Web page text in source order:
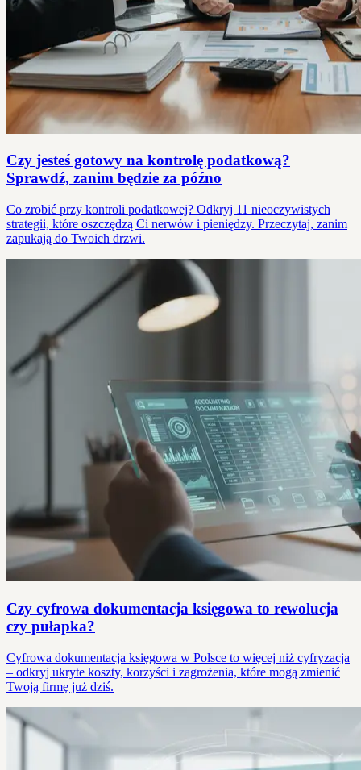
Czy jesteś gotowy na kontrolę podatkową?
Sprawdź, zanim będzie za późno
Co zrobić przy kontroli podatkowej? Odkryj 11 nieoczywistych
strategii, które oszczędzą Ci nerwów i pieniędzy. Przeczytaj, zanim
zapukają do Twoich drzwi.
Czy cyfrowa dokumentacja księgowa to rewolucja
czy pułapka?
Cyfrowa dokumentacja księgowa w Polsce to więcej niż cyfryzacja
– odkryj ukryte koszty, korzyści i zagrożenia, które mogą zmienić
Twoją firmę już dziś.